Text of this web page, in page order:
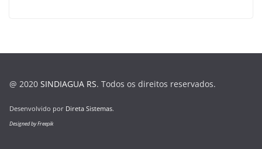
@ 2020 SINDIAGUA RS. Todos os direitos reservados.
Desenvolvido por Direta Sistemas.
Designed by Freepik